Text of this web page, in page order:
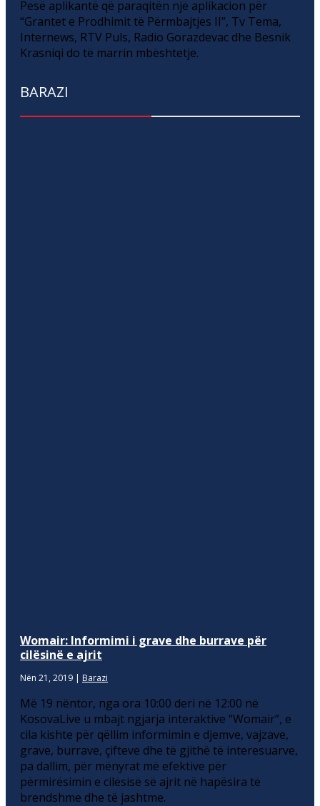
Pesë aplikantë që paraqitën një aplikacion për
“Grantet e Prodhimit të Përmbajtjes II”, Tv Tema,
Internews, RTV Puls, Radio Gorazdevac dhe Besnik
Krasniqi do të marrin mbështetje.
BARAZI
Womair: Informimi i grave dhe burrave për
cilësinë e ajrit
Nën 21, 2019 | Barazi
Më 19 nëntor, nga ora 10:00 deri në 12:00 në
KosovaLive u mbajt ngjarja interaktive “Womair”, e
cila kishte për qëllim informimin e djemve, vajzave,
grave, burrave, çifteve dhe të gjithë të interesuarve,
pa dallim, për mënyrat më efektive për
përmirësimin e cilësisë së ajrit në hapësira të
brendshme dhe të jashtme.